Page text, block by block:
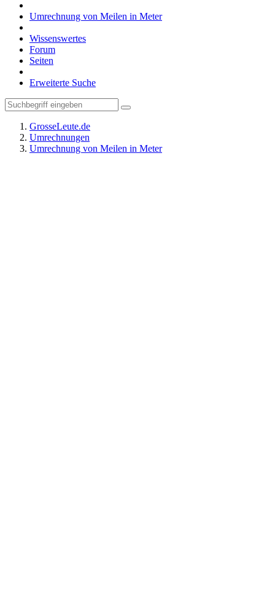
Umrechnung von Meilen in Meter
Wissenswertes
Forum
Seiten
Erweiterte Suche
GrosseLeute.de
Umrechnungen
Umrechnung von Meilen in Meter